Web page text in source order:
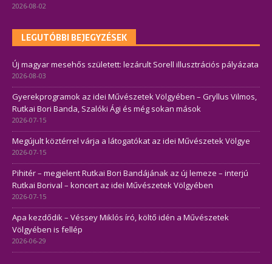
2026-08-02
LEGUTÓBBI BEJEGYZÉSEK
Új magyar mesehős született: lezárult Sorell illusztrációs pályázata
2026-08-03
Gyerekprogramok az idei Művészetek Völgyében – Gryllus Vilmos,
Rutkai Bori Banda, Szalóki Ági és még sokan mások
2026-07-15
Megújult köztérrel várja a látogatókat az idei Művészetek Völgye
2026-07-15
Pihitér – megjelent Rutkai Bori Bandájának az új lemeze – interjú
Rutkai Borival – koncert az idei Művészetek Völgyében
2026-07-15
Apa kezdődik – Véssey Miklós író, költő idén a Művészetek
Völgyében is fellép
2026-06-29